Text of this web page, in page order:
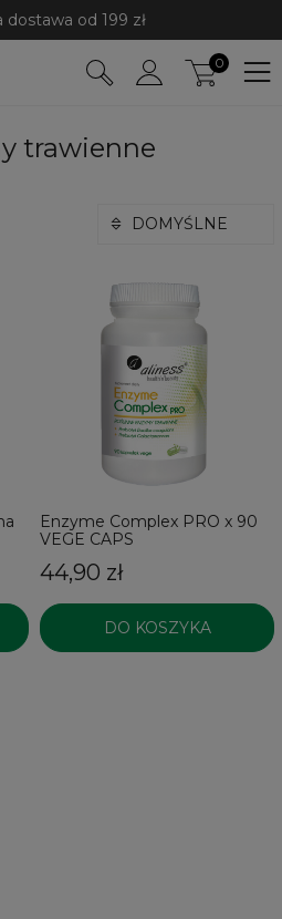
dostawa od 199 zł
0
trawienne
Enzyme Complex PRO x 90
VEGE CAPS
44,90 zł
DO KOSZYKA